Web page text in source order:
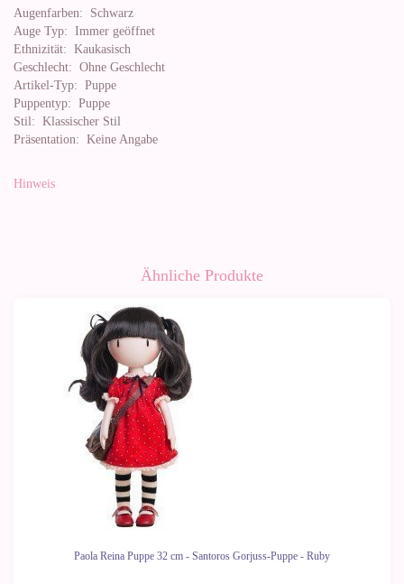
Augenfarben: Schwarz
Auge Typ: Immer geöffnet
Ethnizität: Kaukasisch
Geschlecht: Ohne Geschlecht
Artikel-Typ: Puppe
Puppentyp: Puppe
Stil: Klassischer Stil
Präsentation: Keine Angabe
Hinweis
Ähnliche Produkte
Paola Reina Puppe 32 cm - Santoros Gorjuss-Puppe - Ruby